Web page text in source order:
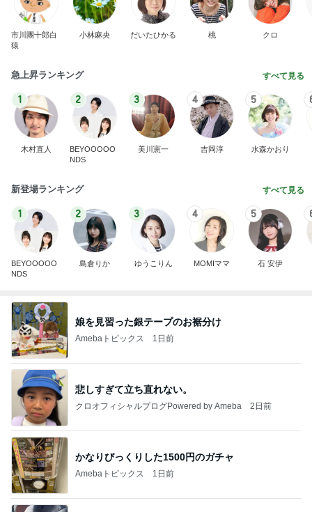
市川團十郎白
猿
小林麻央 だいたひかる 桃 クロ
急上昇ランキング すべて見る
1
木村直人
2
BEYOOOOO
NDS
3
美川憲一
4
吉岡淳
5
水森かおり
新登場ランキング すべて見る
1
BEYOOOOO
NDS
2
島倉りか
3
ゆうこりん
4
MOMIママ
5
石 安伊
娘を見習った銀テープのお裾分け
Amebaトピックス 1日前
悲しすぎて立ち直れない。
クロオフィシャルブログPowered by Ameba 2日前
かなりびっくりした1500円のガチャ
Amebaトピックス 1日前